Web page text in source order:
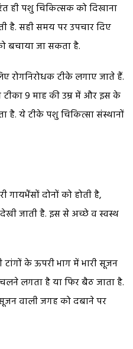
ही पशु चिकित्सक को दिखाना
है. सही समय पर उपचार दिए
बचाया जा सकता है.
रोगनिरोधक टीके लगाए जाते हैं.
टीका 9 माह की उम्र में और इस के
है. ये टीके पशु चिकित्सा संस्थानों
दोनों को होती है,
जाती है. इस से अच्छे व स्वस्थ
के ऊपरी भाग में भारी सूजन
लगता है या फिर बैठ जाता है.
वाली जगह को दबाने पर